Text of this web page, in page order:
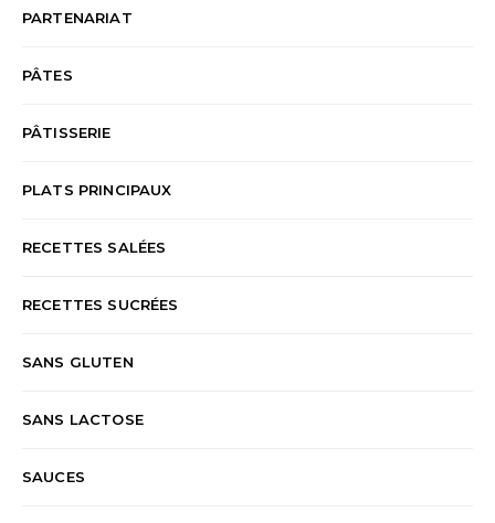
PARTENARIAT
PÂTES
PÂTISSERIE
PLATS PRINCIPAUX
RECETTES SALÉES
RECETTES SUCRÉES
SANS GLUTEN
SANS LACTOSE
SAUCES